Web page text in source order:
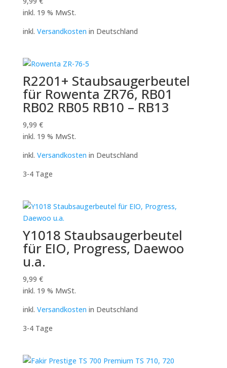
inkl. 19 % MwSt.
inkl. Versandkosten in Deutschland
R2201+ Staubsaugerbeutel
für Rowenta ZR76, RB01
RB02 RB05 RB10 – RB13
9,99 €
inkl. 19 % MwSt.
inkl. Versandkosten in Deutschland
3-4 Tage
Y1018 Staubsaugerbeutel
für EIO, Progress, Daewoo
u.a.
9,99 €
inkl. 19 % MwSt.
inkl. Versandkosten in Deutschland
3-4 Tage